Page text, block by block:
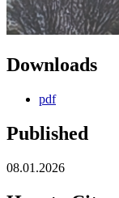
Downloads
pdf
Published
08.01.2026